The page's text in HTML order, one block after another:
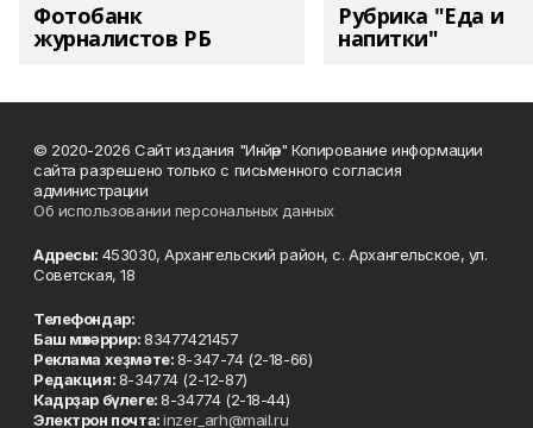
Фотобанк
журналистов РБ
Рубрика "Еда и
напитки"
© 2020-2026 Сайт издания "Инйәр" Копирование информации
сайта разрешено только с письменного согласия
администрации
Об использовании персональных данных
Адресы: 453030, Архангельский район, с. Архангельское, ул.
Советская, 18
Телефондар:
Баш мөхәррир:83477421457
Реклама хеҙмәте:8-347-74 (2-18-66)
Редакция:8-34774 (2-12-87)
Кадрҙар бүлеге:8-34774 (2-18-44)
Электрон почта:inzer_arh@mail.ru